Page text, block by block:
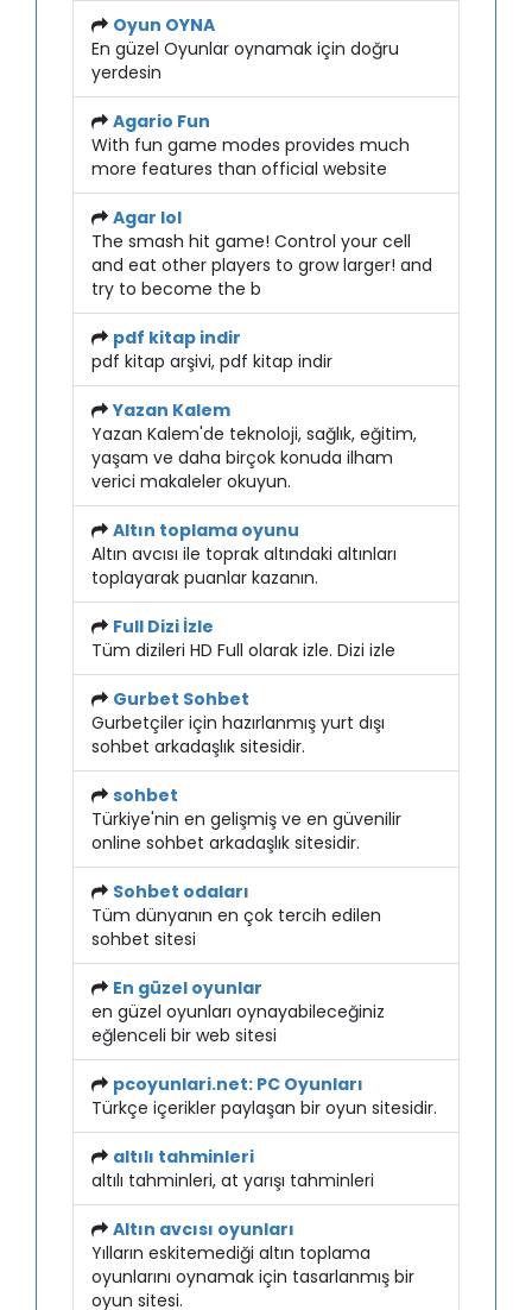
Oyun OYNA
En güzel Oyunlar oynamak için doğru
yerdesin
Agario Fun
With fun game modes provides much
more features than official website
Agar lol
The smash hit game! Control your cell
and eat other players to grow larger! and
try to become the b
pdf kitap indir
pdf kitap arşivi, pdf kitap indir
Yazan Kalem
Yazan Kalem'de teknoloji, sağlık, eğitim,
yaşam ve daha birçok konuda ilham
verici makaleler okuyun.
Altın toplama oyunu
Altın avcısı ile toprak altındaki altınları
toplayarak puanlar kazanın.
Full Dizi İzle
Tüm dizileri HD Full olarak izle. Dizi izle
Gurbet Sohbet
Gurbetçiler için hazırlanmış yurt dışı
sohbet arkadaşlık sitesidir.
sohbet
Türkiye'nin en gelişmiş ve en güvenilir
online sohbet arkadaşlık sitesidir.
Sohbet odaları
Tüm dünyanın en çok tercih edilen
sohbet sitesi
En güzel oyunlar
en güzel oyunları oynayabileceğiniz
eğlenceli bir web sitesi
pcoyunlari.net: PC Oyunları
Türkçe içerikler paylaşan bir oyun sitesidir.
altılı tahminleri
altılı tahminleri, at yarışı tahminleri
Altın avcısı oyunları
Yılların eskitemediği altın toplama
oyunlarını oynamak için tasarlanmış bir
oyun sitesi.